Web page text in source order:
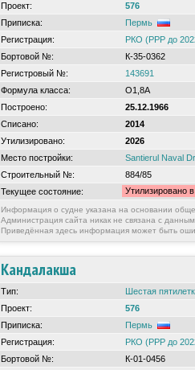
Проект:
576
Приписка:
Пермь
Регистрация:
РКО (РРР до
Бортовой №:
К-35-0362
Регистровый №:
143691
Формула класса:
О1,8А
Построено:
25.12.1966
Списано:
2014
Утилизировано:
2026
Место постройки:
Santierul Naval
Строительный №:
884/85
Текущее состояние:
Утилизировано
Информация о судне указана на основании
Администрация сайта никак не связана с
Приведённая здесь информация может быть
Кандалакша
Тип:
Шестая
Проект:
576
Приписка:
Пермь
Регистрация:
РКО (РРР до
Бортовой №:
К-01-0456